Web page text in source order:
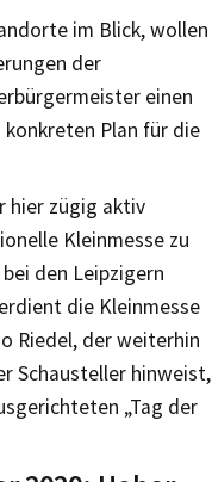
im Blick, wollen
der
einen
konkreten Plan für die
hier zügig aktiv
Kleinmesse zu
den Leipzigern
die Kleinmesse
Riedel, der weiterhin
Schausteller hinweist,
„Tag der